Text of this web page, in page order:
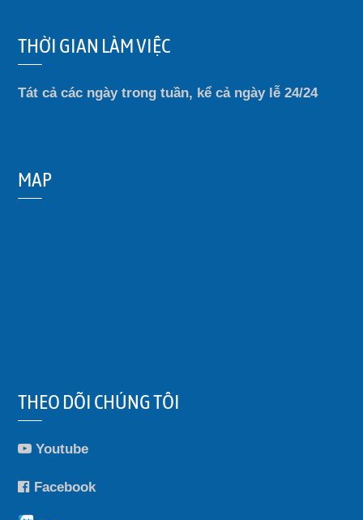
THỜI GIAN LÀM VIỆC
Tát cả các ngày trong tuần, kể cả ngày lễ 24/24
MAP
THEO DÕI CHÚNG TÔI
Youtube
Facebook